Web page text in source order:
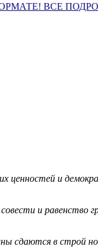
ВСЕ
и
совести и
сдаются в строй